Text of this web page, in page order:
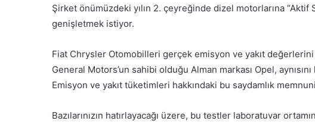
Şirket önümüzdeki yılın 2. çeyreğinde dizel motorlarına “Aktif
genişletmek istiyor.
Fiat Chrysler Otomobilleri gerçek emisyon ve yakıt
General Motors’un sahibi olduğu Alman markası Opel,
Emisyon ve yakıt tüketimleri hakkındaki bu saydamlık
Bazılarınızın hatırlayacağı üzere, bu testler laboratuvar